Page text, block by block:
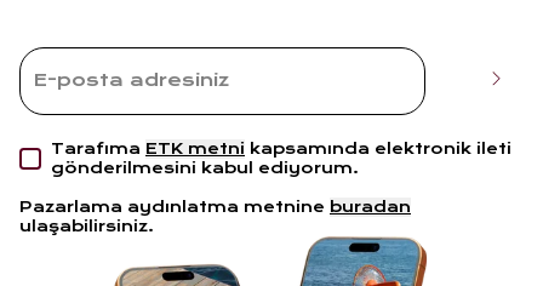
Tarafıma ETK metni kapsamında elektronik ileti
gönderilmesini kabul ediyorum.
Pazarlama aydınlatma metnine buradan
ulaşabilirsiniz.